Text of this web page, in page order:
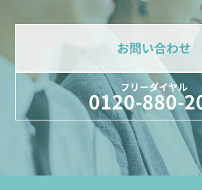
お問い合わせ
フリーダイヤル
0120-880-